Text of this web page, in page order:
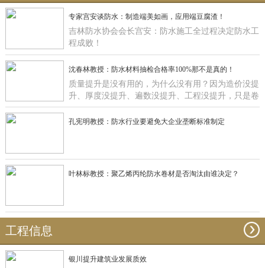
专家宫安谈防水：制造端美如画，应用端豆腐渣！
吉林防水协会会长宫安：防水施工全过程决定防水工
程成败！
沈春林教授：防水材料抽检合格率100%那不是真的！
质量提升是没有用的，为什么没有用？因为造价没提
升、厚度没提升、遍数没提升、工程没提升，只是卷
材在那里提升有什么用啊？
孔宪明教授：防水行业要避免大企业垄断标准制定
叶林标教授：聚乙烯丙纶防水卷材是否淘汰由谁决定？
工程信息
银川提升建筑业发展质效